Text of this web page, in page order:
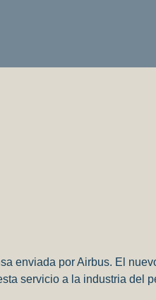
enviada por Airbus. El
servicio a la industria del